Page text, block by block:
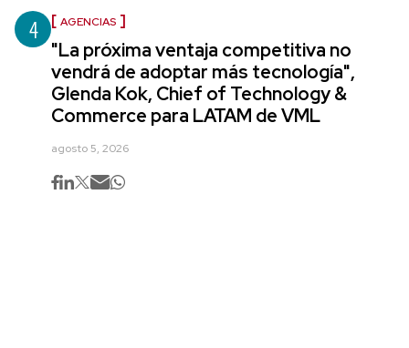
4 AGENCIAS
"La próxima ventaja competitiva no
vendrá de adoptar más tecnología",
Glenda Kok, Chief of Technology &
Commerce para LATAM de VML
agosto 5, 2026